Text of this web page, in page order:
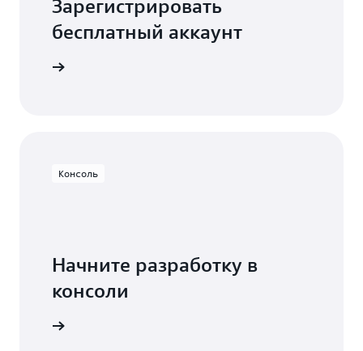
Зарегистрировать
бесплатный аккаунт
Консоль
Начните разработку в
консоли